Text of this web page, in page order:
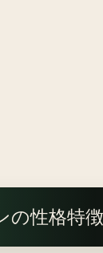
の性格特徴